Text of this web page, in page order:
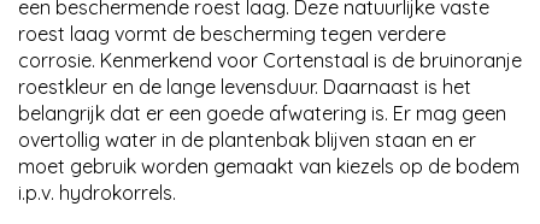
een beschermende roest laag. Deze natuurlijke vaste
roest laag vormt de bescherming tegen verdere
corrosie. Kenmerkend voor Cortenstaal is de bruinoranje
roestkleur en de lange levensduur. Daarnaast is het
belangrijk dat er een goede afwatering is. Er mag geen
overtollig water in de plantenbak blijven staan en er
moet gebruik worden gemaakt van kiezels op de bodem
i.p.v. hydrokorrels.